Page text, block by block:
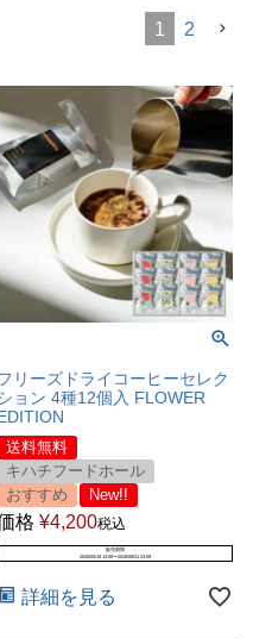
1
2
リーズドライコーヒーセレク
ョン 4種12個入 FLOWER
送料無料
キハチフードホール
おすすめ
New!!
格 ¥4,200税込
販売期間
2026/05/19 13:00〜2026/08/31 23:59
詳細を見る